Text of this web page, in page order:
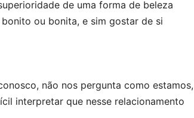
de uma forma de beleza
ou bonita, e sim gostar de si
não nos pergunta como estamos,
interpretar que nesse relacionamento